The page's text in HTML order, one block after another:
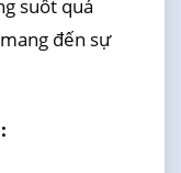
suốt quá
đến sự